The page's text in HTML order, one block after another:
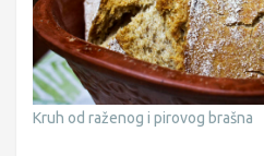
Kruh od raženog i pirovog brašna